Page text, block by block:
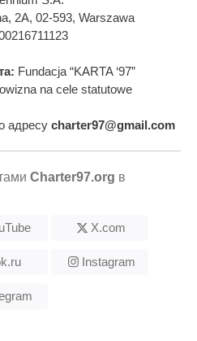
2A, 02-593, Warszawa
Fundacja “KARTA ‘97”
na cele statutowe
адресу charter97@gmail.com
Charter97.org в
X.com
Instagram